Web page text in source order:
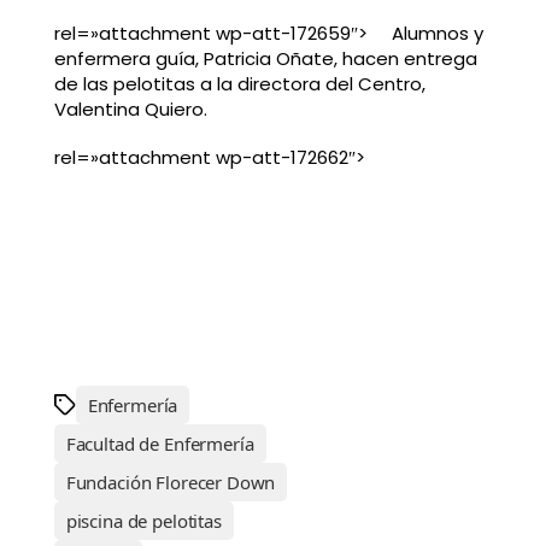
rel=»attachment wp-att-172659″> Alumnos y
enfermera guía, Patricia Oñate, hacen entrega
de las pelotitas a la directora del Centro,
Valentina Quiero.
rel=»attachment wp-att-172662″>
Enfermería
Facultad de Enfermería
Fundación Florecer Down
piscina de pelotitas